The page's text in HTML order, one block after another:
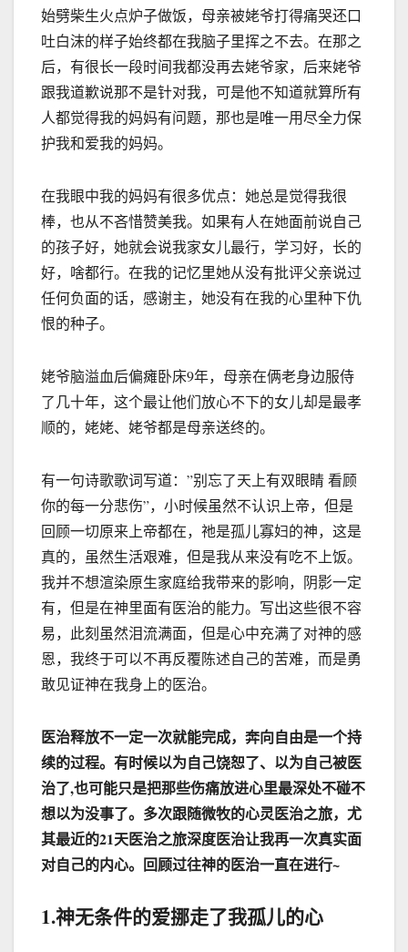
始劈柴生火点炉子做饭，母亲被姥爷打得痛哭还口
吐白沫的样子始终都在我脑子里挥之不去。在那之
后，有很长一段时间我都没再去姥爷家，后来姥爷
跟我道歉说那不是针对我，可是他不知道就算所有
人都觉得我的妈妈有问题，那也是唯一用尽全力保
护我和爱我的妈妈。
在我眼中我的妈妈有很多优点：她总是觉得我很
棒，也从不吝惜赞美我。如果有人在她面前说自己
的孩子好，她就会说我家女儿最行，学习好，长的
好，啥都行。在我的记忆里她从没有批评父亲说过
任何负面的话，感谢主，她没有在我的心里种下仇
恨的种子。
姥爷脑溢血后偏瘫卧床9年，母亲在俩老身边服侍
了几十年，这个最让他们放心不下的女儿却是最孝
顺的，姥姥、姥爷都是母亲送终的。
有一句诗歌歌词写道：”别忘了天上有双眼睛 看顾
你的每一分悲伤”，小时候虽然不认识上帝，但是
回顾一切原来上帝都在，祂是孤儿寡妇的神，这是
真的，虽然生活艰难，但是我从来没有吃不上饭。
我并不想渲染原生家庭给我带来的影响，阴影一定
有，但是在神里面有医治的能力。写出这些很不容
易，此刻虽然泪流满面，但是心中充满了对神的感
恩，我终于可以不再反覆陈述自己的苦难，而是勇
敢见证神在我身上的医治。
医治释放不一定一次就能完成，奔向自由是一个持
续的过程。有时候以为自己饶恕了、以为自己被医
治了,也可能只是把那些伤痛放进心里最深处不碰不
想以为没事了。多次跟随微牧的心灵医治之旅，尤
其最近的21天医治之旅深度医治让我再一次真实面
对自己的内心。回顾过往神的医治一直在进行~
1.神无条件的爱挪走了我孤儿的心